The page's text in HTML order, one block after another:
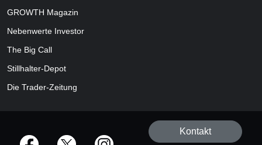
GROWTH Magazin
Nebenwerte Investor
The Big Call
Stillhalter-Depot
Die Trader-Zeitung
offizielle Social Media-Accounts
Kontakt